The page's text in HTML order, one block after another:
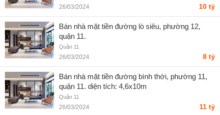
26/03/2024 10 tỷ
Bán nhà mặt tiền đường lò siêu, phường 12,
quận 11.
Quận 11
26/03/2024 8 tỷ
Bán nhà mặt tiền đường bình thới, phường 11,
quận 11. diện tích: 4,6x10m
Quận 11
26/03/2024 11 tỷ